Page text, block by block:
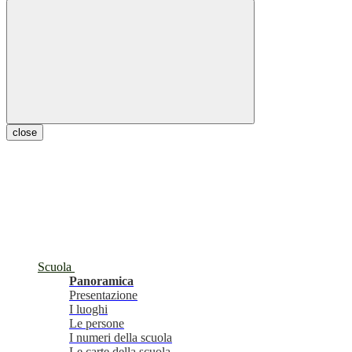
close
Scuola
Panoramica
Presentazione
I luoghi
Le persone
I numeri della scuola